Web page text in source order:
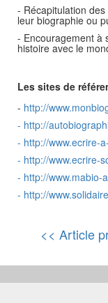
- Récapitulation
leur biographie ou
- Encouragement à
histoire avec le
Les sites de
- http://
- http://
- http://www.ecrire-
- http://www.ecrire-
- http://www.mabio-
- http://
<< Article